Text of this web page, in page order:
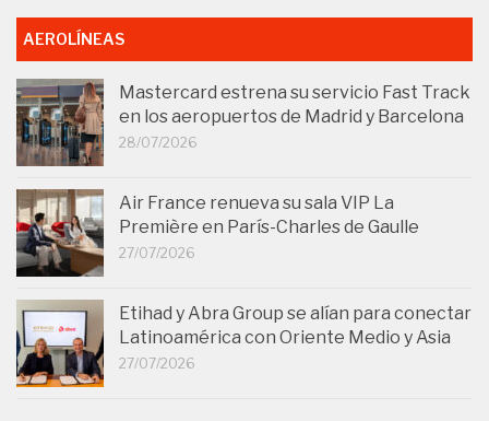
AEROLÍNEAS
Mastercard estrena su servicio Fast Track
en los aeropuertos de Madrid y Barcelona
28/07/2026
Air France renueva su sala VIP La
Première en París-Charles de Gaulle
27/07/2026
Etihad y Abra Group se alían para conectar
Latinoamérica con Oriente Medio y Asia
27/07/2026